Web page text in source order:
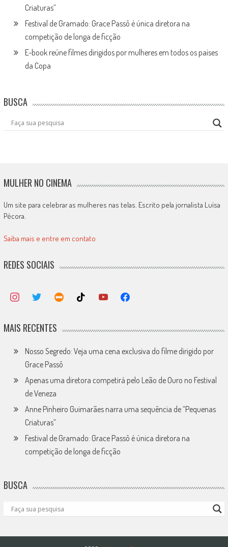
Criaturas”
Festival de Gramado: Grace Passô é única diretora na
competição de longa de ficção
E-book reúne filmes dirigidos por mulheres em todos os países
da Copa
BUSCA
MULHER NO CINEMA
Um site para celebrar as mulheres nas telas. Escrito pela jornalista Luísa
Pécora.
Saiba mais e entre em contato
REDES SOCIAIS
MAIS RECENTES
Nosso Segredo: Veja uma cena exclusiva do filme dirigido por
Grace Passô
Apenas uma diretora competirá pelo Leão de Ouro no Festival
de Veneza
Anne Pinheiro Guimarães narra uma sequência de “Pequenas
Criaturas”
Festival de Gramado: Grace Passô é única diretora na
competição de longa de ficção
BUSCA